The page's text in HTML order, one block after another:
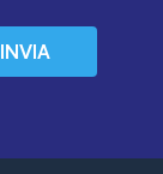
INVIA